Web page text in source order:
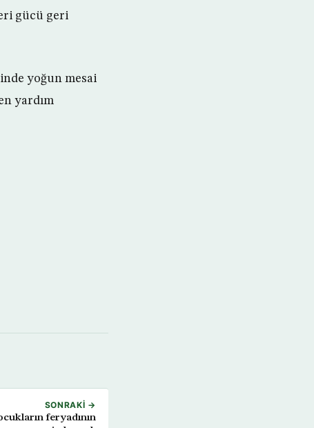
gücü geri
yoğun mesai
yardım
SONRAKI →
feryadının